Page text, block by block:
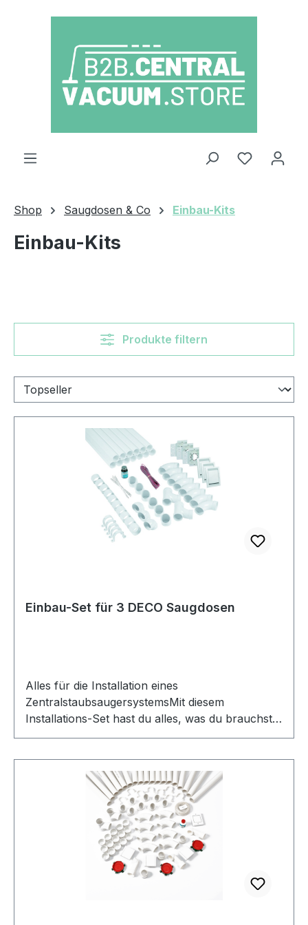
Zum Hauptinhalt springen
Du hast 0
Shop Saugdosen & Co Einbau-Kits
Einbau-Kits
Produkte filtern
Einbau-Set für 3 DECO Saugdosen
Alles für die Installation eines
ZentralstaubsaugersystemsMit diesem
Installations-Set hast du alles, was du brauchst,
um das Rohrsystem für deinen
die Leitungen verlegt sind, kannst du den
passenden Einbaustaubsauger und ein
Schlauch-Set ergänzen, um dein zentrales
Staubsaugersystem komplett zu machen – für
eine effiziente, leise und komfortable
Reinigungslösung in deinem Zuhause.Ideal für
DIY-Handwerker & ProfisDieses Einbau-Set
eignet sich perfekt für Heimwerker, die sich den